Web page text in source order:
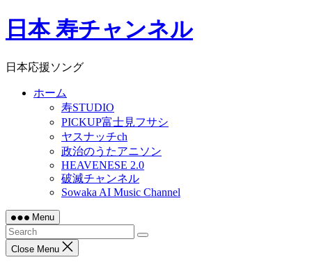
Skip
to日本 寿チャンネル
日本応援ソング
ホーム
寿STUDIO
PICKUP富士見フサシ
ヤスナッチch
政治のうたアニソン
HEAVENESE 2.0
破滅チャンネル
Sowaka AI Music Channel
Menu
Close Menu